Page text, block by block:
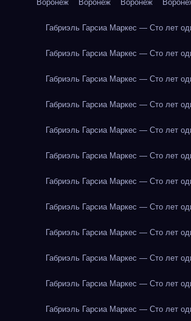
Воронеж Воронеж Воронеж
Габриэль Гарсиа Маркес — Сто лет
Габриэль Гарсиа Маркес — Сто лет
Габриэль Гарсиа Маркес — Сто лет
Габриэль Гарсиа Маркес — Сто лет
Габриэль Гарсиа Маркес — Сто лет
Габриэль Гарсиа Маркес — Сто лет
Габриэль Гарсиа Маркес — Сто лет
Габриэль Гарсиа Маркес — Сто лет
Габриэль Гарсиа Маркес — Сто лет
Габриэль Гарсиа Маркес — Сто лет
Габриэль Гарсиа Маркес — Сто лет
Габриэль Гарсиа Маркес — Сто лет